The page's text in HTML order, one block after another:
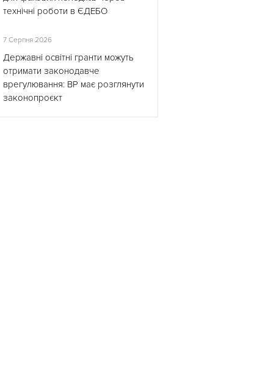
технічні роботи в ЄДЕБО
7 Серпня 2026
Державні освітні гранти можуть
отримати законодавче
врегулювання: ВР має розглянути
законопроєкт